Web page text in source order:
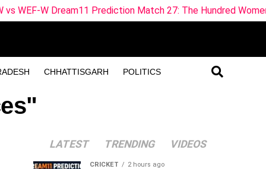
CHHATTISGARH POLITICS
Dream11 Prediction Match 27: The Hundred Women 2026
LATEST TRENDING VIDEOS
CRICKET 2 hours ago